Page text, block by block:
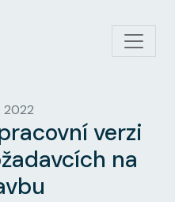
2022
verzi
na